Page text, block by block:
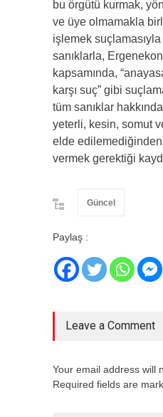
bu örgütü kurmak,
ve üye olmamakla
işlemek
sanıklarla,
kapsamında,
karşı suç” gibi
tüm sanıklar
yeterli, kesin, somut
elde edilemediğinden
vermek gerektiği
Güncel
Paylaş :
Leave a Comment
Your email address will
Required fields are